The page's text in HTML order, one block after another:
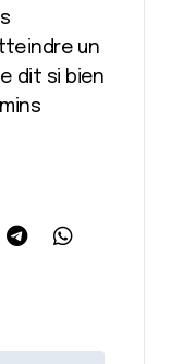
un
dit si bien